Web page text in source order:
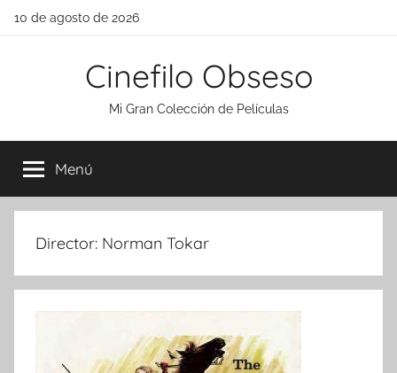
Saltar
10 de agosto de 2026
Cinefilo Obseso
Mi Gran Colección de Películas
Menú
Director: Norman Tokar